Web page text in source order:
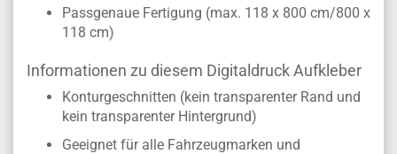
Passgenaue Fertigung (max. 118 x 800 cm/800 x
118 cm)
Informationen zu diesem Digitaldruck Aufkleber
Konturgeschnitten (kein transparenter Rand und
kein transparenter Hintergrund)
Geeignet für alle Fahrzeugmarken und